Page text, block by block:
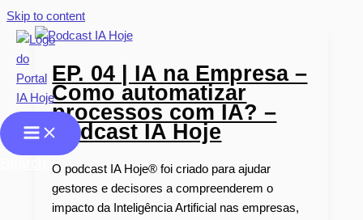
Skip to content
EP. 04 | IA na Empresa –
Como automatizar
processos com IA? –
Podcast IA Hoje
O podcast IA Hoje® foi criado para ajudar
gestores e decisores a compreenderem o
impacto da Inteligência Artificial nas empresas,